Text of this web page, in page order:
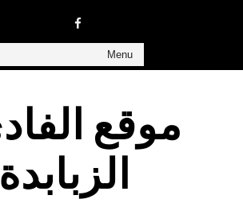
موقع
الزبابدة